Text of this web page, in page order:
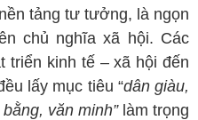
tảng tư tưởng, là ngọn
chủ nghĩa xã hội. Các
triển kinh tế – xã hội đến
lấy mục tiêu “dân giàu,
văn minh”làm trọng